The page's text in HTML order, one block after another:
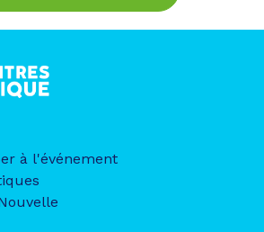
à l'événement